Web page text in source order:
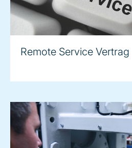
Remote Service Vertrag